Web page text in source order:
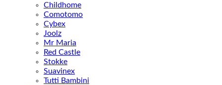
Childhome
Comotomo
Cybex
Joolz
Mr Maria
Red Castle
Stokke
Suavinex
Tutti Bambini